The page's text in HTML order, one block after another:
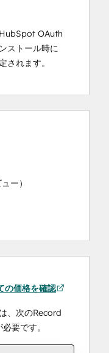
OAuth
ストール時に
されます。
ー）
の価格を確認
、次のRecord
要です。